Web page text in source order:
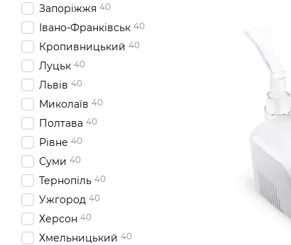
Запоріжжя 40
Івано-Франківськ 40
Кропивницький 40
Луцьк 40
Львів 40
Миколаїв 40
Полтава 40
Рівне 40
Суми 40
Тернопіль 40
Ужгород 40
Херсон 40
Хмельницький 40